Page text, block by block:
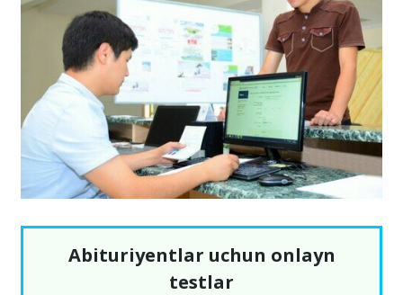
Abituriyentlar uchun onlayn
testlar